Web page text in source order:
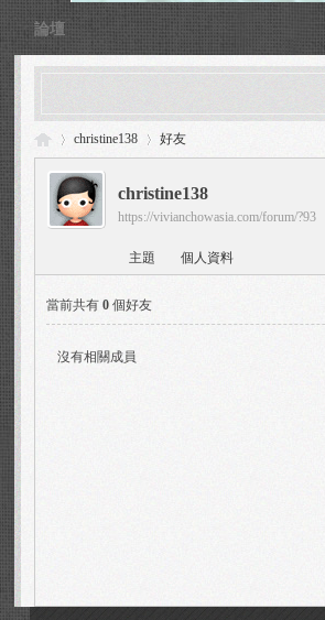
論壇
›
christine138 好友
christine138
https://vivianchowasia.com/forum/?93
主題 個人資料
當前共有0 個好友
沒有相關成員